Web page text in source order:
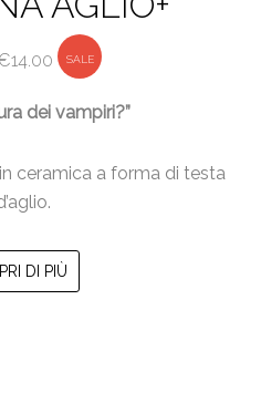
Il
€28.00.
14.00 Il
prezzo
attuale
€14.00.
SALE
dei vampiri?”
ceramica a forma di testa
DI PIÙ